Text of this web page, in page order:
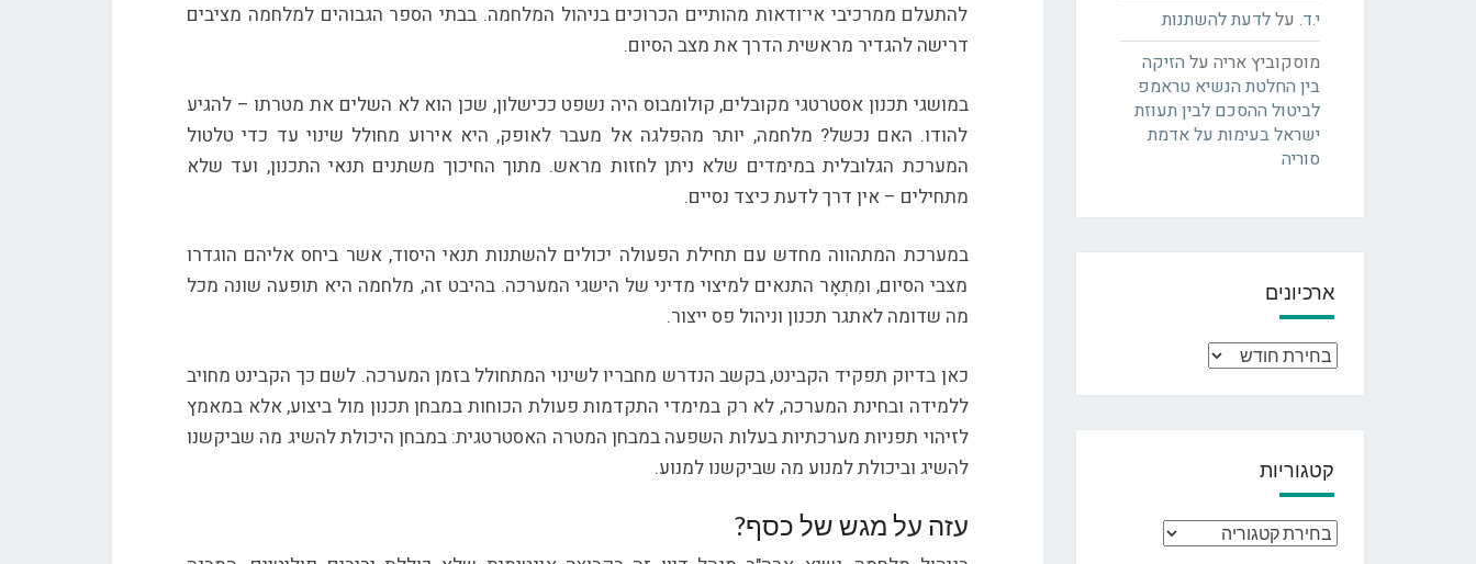
להתעלם ממרכיבי אי־ודאות מהותיים הכרוכים בניהול המלחמה. בבתי הספר הגבוהים למלחמה מציבים
דרישה להגדיר מראשית הדרך את מצב הסיום.
במושגי תכנון אסטרטגי מקובלים, קולומבוס היה נשפט ככישלון, שכן הוא לא השלים את מטרתו – להגיע
להודו. האם נכשל? מלחמה, יותר מהפלגה אל מעבר לאופק, היא אירוע מחולל שינוי עד כדי טלטול
המערכת הגלובלית במימדים שלא ניתן לחזות מראש. מתוך החיכוך משתנים תנאי התכנון, ועד שלא
מתחילים – אין דרך לדעת כיצד נסיים.
במערכת המתהווה מחדש עם תחילת הפעולה יכולים להשתנות תנאי היסוד, אשר ביחס אליהם הוגדרו
מצבי הסיום, ומִתְאָר התנאים למיצוי מדיני של הישגי המערכה. בהיבט זה, מלחמה היא תופעה שונה מכל
מה שדומה לאתגר תכנון וניהול פס ייצור.
כאן בדיוק תפקיד הקבינט, בקשב הנדרש מחבריו לשינוי המתחולל בזמן המערכה. לשם כך הקבינט מחויב
ללמידה ובחינת המערכה, לא רק במימדי התקדמות פעולת הכוחות במבחן תכנון מול ביצוע, אלא במאמץ
לזיהוי תפניות מערכתיות בעלות השפעה במבחן המטרה האסטרטגית: במבחן היכולת להשיג מה שביקשנו
להשיג וביכולת למנוע מה שביקשנו למנוע.
עזה על מגש של כסף?
י.ד. עללדעת להשתנות
מוסקוביץ אריה על הזיקה
בין החלטת הנשיא טראמפ
לביטול ההסכם לבין תעוזת
ישראל בעימות על אדמת
סוריה
ארכיונים
ארכיונים
קטגוריות
קטגוריות